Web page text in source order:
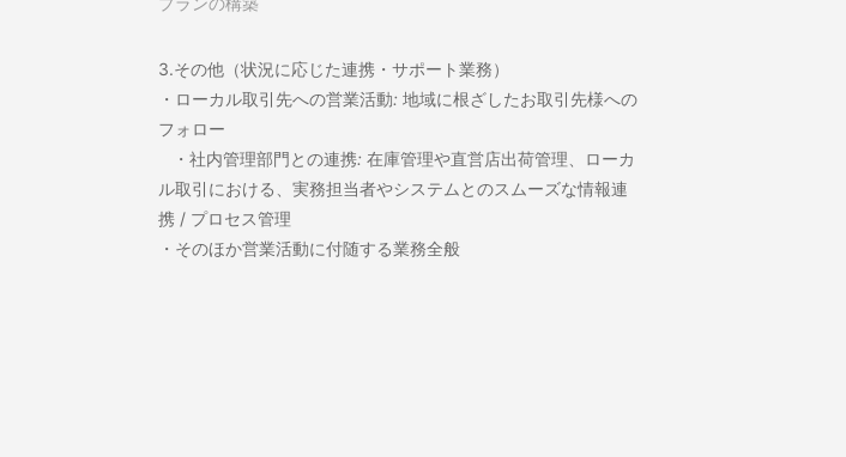
3.その他（状況に応じた連携・サポート業務）
・ ローカル取引先への営業活動: 地域に根ざしたお取引先様への
フォロー
・社内管理部門との連携: 在庫管理や直営店出荷管理、ローカ
ル取引における、実務担当者やシステムとのスムーズな情報連
携 / プロセス管理
・そのほか営業活動に付随する業務全般